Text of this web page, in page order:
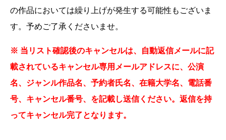
の作品においては繰り上げが発生する可能性もございま
す。予めご了承くださいませ。
※ 当リスト確認後のキャンセルは、自動返信メールに記
載されているキャンセル専用メールアドレスに、公演
名、ジャンル作品名、予約者氏名、在籍大学名、電話番
号、キャンセル番号、を記載し送信ください。返信を持
ってキャンセル完了となります。